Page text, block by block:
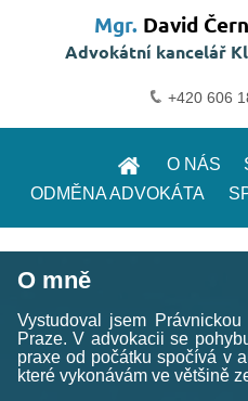
Mgr. David
Advokátní kancelář
+420 606
O NÁS
ODMĚNA ADVOKÁTA
O mně
Vystudoval jsem
Praze. V advokacii se
praxe od počátku spočívá v
které vykonávám ve většině